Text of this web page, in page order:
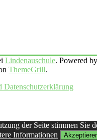
Lindenauschule. Powered by
ThemeGrill.
Datenschutzerklärung
der Seite stimmen Sie
Informationen